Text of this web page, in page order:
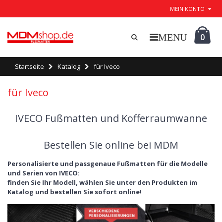
MEIN KONTO
0
Startseite Katalog für Iveco
für Iveco
IVECO Fußmatten und Kofferraumwanne
Bestellen Sie online bei MDM
Personalisierte und passgenaue Fußmatten für die Modelle
und Serien von IVECO:
finden Sie Ihr Modell, wählen Sie unter den Produkten im
Katalog und bestellen Sie sofort online!